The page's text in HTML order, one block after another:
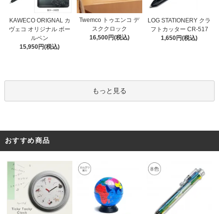
KAWECO ORIGNAL カ
ヴェコ オリジナル ボー
ルペン
15,950円(税込)
Twemco トゥエンコ デ
スククロック
16,500円(税込)
LOG STATIONERY クラ
フトカッター CR-517
1,650円(税込)
もっと見る
おすすめ商品